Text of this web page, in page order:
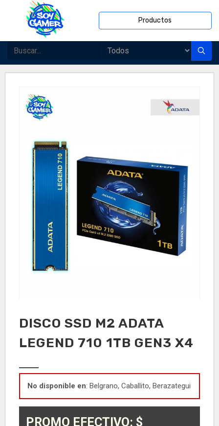
Productos
DISCO SSD M2 ADATA
LEGEND 710 1TB GEN3 X4
No disponible en: Belgrano, Caballito, Berazategui
PROMO EFECTIVO: $